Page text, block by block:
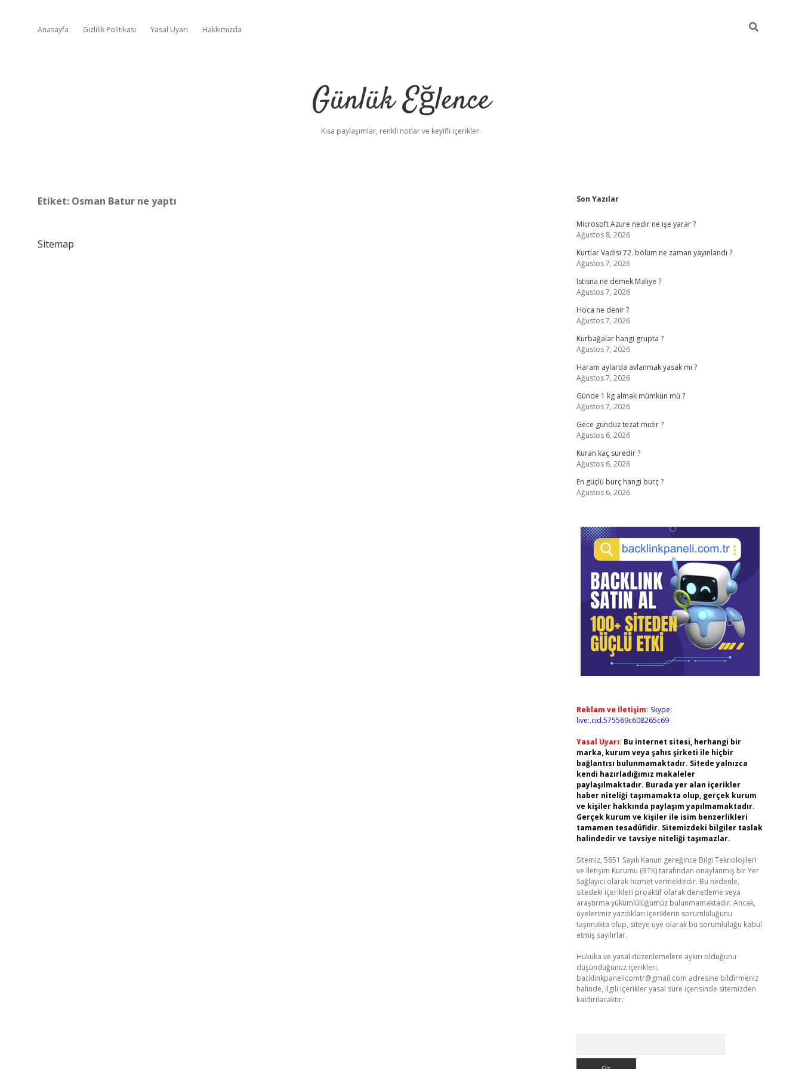
Anasayfa Gizlilik Politikası Yasal Uyarı Hakkımızda
Günlük Eğlence
Kısa paylaşımlar, renkli notlar ve keyifli içerikler.
Etiket: Osman Batur ne yaptı
Sitemap
Sidebar
Son Yazılar
Microsoft Azure nedir ne işe yarar ?
Ağustos 8, 2026
Kurtlar Vadisi 72. bölüm ne zaman yayınlandı ?
Ağustos 7, 2026
Istisna ne demek Maliye ?
Ağustos 7, 2026
Hoca ne denir ?
Ağustos 7, 2026
Kurbağalar hangi grupta ?
Ağustos 7, 2026
Haram aylarda avlanmak yasak mı ?
Ağustos 7, 2026
Günde 1 kg almak mümkün mü ?
Ağustos 7, 2026
Gece gündüz tezat mıdır ?
Ağustos 6, 2026
Kuran kaç suredir ?
Ağustos 6, 2026
En güçlü burç hangi burç ?
Ağustos 6, 2026
Reklam ve İletişim: Skype:
live:.cid.575569c608265c69
Yasal Uyarı: Bu internet sitesi, herhangi bir
marka, kurum veya şahıs şirketi ile hiçbir
bağlantısı bulunmamaktadır. Sitede yalnızca
kendi hazırladığımız makaleler
paylaşılmaktadır. Burada yer alan içerikler
haber niteliği taşımamakta olup, gerçek kurum
ve kişiler hakkında paylaşım yapılmamaktadır.
Gerçek kurum ve kişiler ile isim benzerlikleri
tamamen tesadüfidir. Sitemizdeki bilgiler taslak
halindedir ve tavsiye niteliği taşımazlar.
Sitemiz, 5651 Sayılı Kanun gereğince Bilgi Teknolojileri
ve İletişim Kurumu (BTK) tarafından onaylanmış bir Yer
Sağlayıcı olarak hizmet vermektedir. Bu nedenle,
sitedeki içerikleri proaktif olarak denetleme veya
araştırma yükümlülüğümüz bulunmamaktadır. Ancak,
üyelerimiz yazdıkları içeriklerin sorumluluğunu
taşımakta olup, siteye üye olarak bu sorumluluğu kabul
etmiş sayılırlar.
Hukuka ve yasal düzenlemelere aykırı olduğunu
düşündüğünüz içerikleri,
backlinkpanelicomtr@gmail.com adresine bildirmeniz
halinde, ilgili içerikler yasal süre içerisinde sitemizden
kaldırılacaktır.
tambet girişbonus veren bahis siteleri